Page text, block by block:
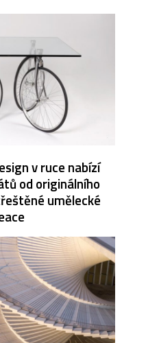
v ruce nabízí
od originálního
umělecké